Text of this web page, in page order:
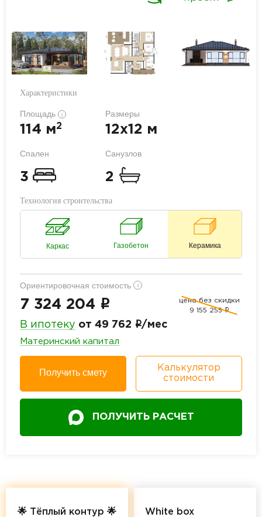
Характеристики
Площадь i
114 м2
Размеры
12x12 м
Спален
3
Санузлов
2
Технология строительства
Каркас Газобетон Керамика
Ориентировочная стоимость i
7 324 204 i
цена без скидки
9 155 255 i
В ипотеку от 49 762 i/мес
Материнский капитал
Получить смету
Калькулятор
стоимости
ПОЛУЧИТЬ РАСЧЕТ
🌟 Тёплый контур 🌟 White box